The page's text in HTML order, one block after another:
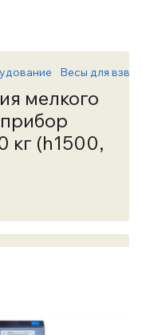
Весы для
мелкого
кг (h1500,